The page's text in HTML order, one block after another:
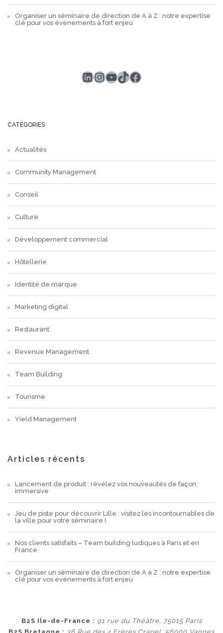
Organiser un séminaire de direction de A à Z : notre expertise
clé pour vos événements à fort enjeu
LinkedIn
Instagram
YouTube
TikTok
Facebook
CATÉGORIES
Actualités
Community Management
Conseil
Culture
Développement commercial
Hôtellerie
Identité de marque
Marketing digital
Restaurant
Revenue Management
Team Building
Tourisme
Yield Management
Articles récents
Lancement de produit : révélez vos nouveautés de façon
immersive
Jeu de piste pour découvrir Lille : visitez les incontournables de
la ville pour votre séminaire !
Nos clients satisfaits – Team building ludiques à Paris et en
France
Organiser un séminaire de direction de A à Z : notre expertise
clé pour vos événements à fort enjeu
B2S Ile-de-France : 91 rue du Théâtre, 75015 Paris